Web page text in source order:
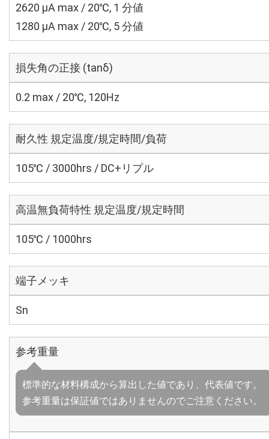
2620 μA max / 20℃, 1 分値
1280 μA max / 20℃, 5 分値
損失角の正接 (tanδ)
0.2 max / 20℃, 120Hz
耐久性 規定温度/規定時間/負荷
105℃ / 3000hrs / DC+リプル
高温無負荷特性 規定温度/規定時間
105℃ / 1000hrs
端子メッキ
Sn
参考重量
標準的な材料構成から算出した値であり、代表値です。
参考重量は保証値ではありませんのでご注意ください。